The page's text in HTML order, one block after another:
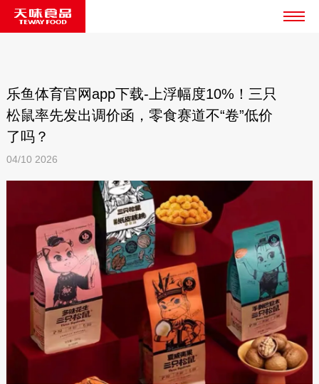
乐鱼体育官网app下载-上浮幅度10%！三只
松鼠率先发出调价函，零食赛道不“卷”低价
了吗？
04/10 2026